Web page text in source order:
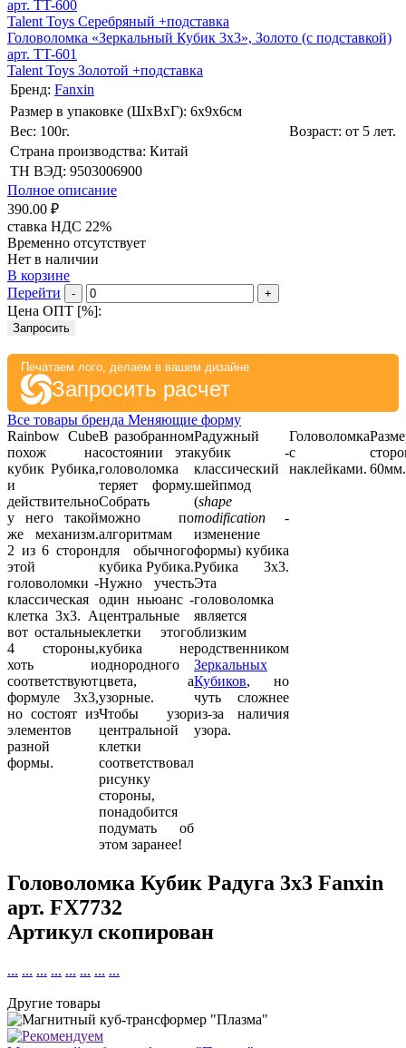
арт. TT-600
Talent Toys Серебряный +подставка
Головоломка «Зеркальный Кубик 3х3», Золото (с подставкой)
арт. TT-601
Talent Toys Золотой +подставка
Бренд: Fanxin
Размер в упаковке (ШхВxГ): 6х9х6cм
Вес: 100г.
Возраст: от 5 лет.
Страна производства: Китай
ТН ВЭД: 9503006900
Полное описание
390.00 ₽
ставка НДС 22%
Временно отсутствует
Нет в наличии
В корзине
Перейти
- +
Цена ОПТ [%]:
Запросить
Печатаем лого, делаем в вашем дизайне
Запросить расчет
Все товары бренда Меняющие форму
Rainbow Cube
похож на
кубик Рубика,
и
действительно
у него такой
же механизм.
2 из 6 сторон
этой
головоломки -
классическая
клетка 3х3. А
вот остальные
4 стороны,
хоть и
соответствуют
формуле 3х3,
но состоят из
элементов
разной
формы.
В разобранном
состоянии эта
головоломка
теряет форму.
Собрать
можно по
алгоритмам
для обычного
кубика Рубика.
Нужно учесть
один ньюанс -
центральные
клетки этого
кубика не
однородного
цвета, а
узорные.
Чтобы узор
центральной
клетки
соответствовал
рисунку
стороны,
понадобится
подумать об
этом заранее!
Радужный
кубик -
классический
шейпмод
(shape
modification -
изменение
формы) кубика
Рубика 3х3.
Эта
головоломка
является
близким
родственником
Зеркальных
Кубиков, но
чуть сложнее
из-за наличия
узора.
Головоломка
с
наклейками. 60мм.
Головоломка Кубик Радуга 3х3 Fanxin
арт. FX7732
Артикул скопирован
... ... ... ... ... ... ... ...
Другие товары